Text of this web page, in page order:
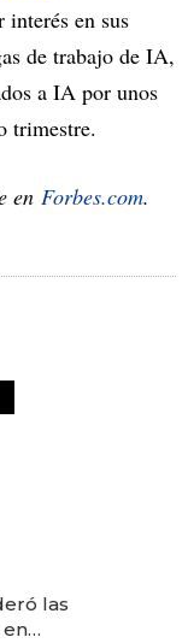
en sus
de trabajo de IA,
a IA por unos
trimestre.
en Forbes.com.
las
en